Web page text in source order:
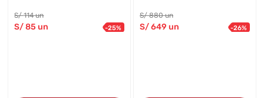
S/114 un
S/85 un -25%
S/880 un
S/649 un -26%